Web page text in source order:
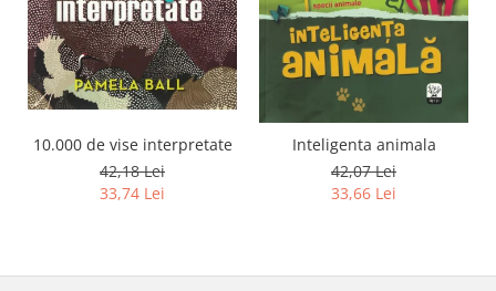
10.000 de vise interpretate
42,18 Lei
33,74 Lei
Inteligenta animala
42,07 Lei
33,66 Lei